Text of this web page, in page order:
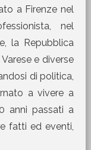
a Firenze nel
nel
la Repubblica
e diverse
di politica,
a vivere a
anni passati a
fatti ed eventi,